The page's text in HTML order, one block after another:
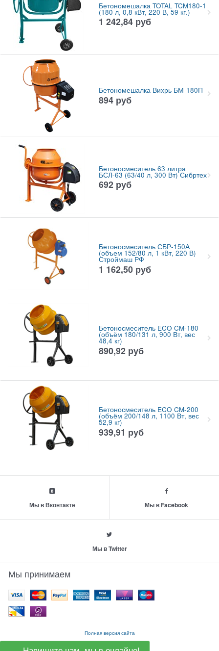
Бетономешалка TOTAL TCM180-1
(180 л, 0,8 кВт, 220 В, 59 кг.)
1 242,84 руб
Бетономешалка Вихрь БМ-180П
894 руб
Бетоносмеситель 63 литра
БСЛ-63 (63/40 л, 300 Вт) Сибртех
692 руб
Бетоносмеситель СБР-150А
(объем 152/80 л, 1 кВт, 220 В)
Строймаш РФ
1 162,50 руб
Бетоносмеситель ECO CM-180
(объём 180/131 л, 900 Вт, вес
48,4 кг)
890,92 руб
Бетоносмеситель ECO CM-200
(объём 200/148 л, 1100 Вт, вес
52,9 кг)
939,91 руб
Мы в Вконтакте Мы в Facebook
Мы в Twitter
Мы принимаем
Полная версия сайта